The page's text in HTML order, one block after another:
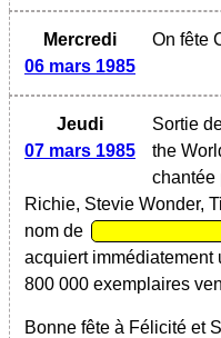
Mercredi
06 mars 1985
On fête
Jeudi
07 mars 1985
Sortie
the
chantée
Richie, Stevie Wonder,
nom de
acquiert immédiatement
800 000 exemplaires
Bonne fête à Félicité et